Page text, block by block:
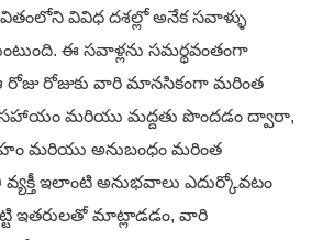
వివిధ దశల్లో అనేక సవాళ్ళు
ఈ సవాళ్లను సమర్థవంతంగా
రోజు రోజుకు వారి మానసికంగా మరింత
సహాయం మరియు మద్దతు పొందడం ద్వారా,
మరియు అనుబంధం మరింత
ఇలాంటి అనుభవాలు ఎదుర్కోవటం
ఇతరులతో మాట్లాడడం, వారి